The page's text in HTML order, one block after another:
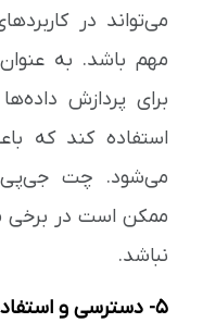
مهم باشد. به
برای پردازش
استفاده کند که
می‌شود. چت
ممکن است در برخی
نباشد.
5- دسترسی و استفاده